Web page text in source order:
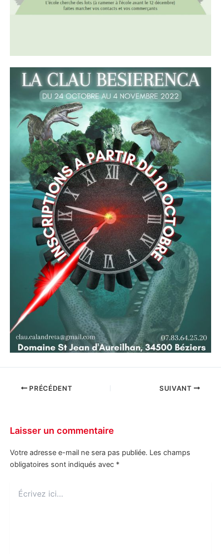
PRÉCÉDENT SUIVANT
Laisser un commentaire
Votre adresse e-mail ne sera pas publiée. Les champs
obligatoires sont indiqués avec *
ici…